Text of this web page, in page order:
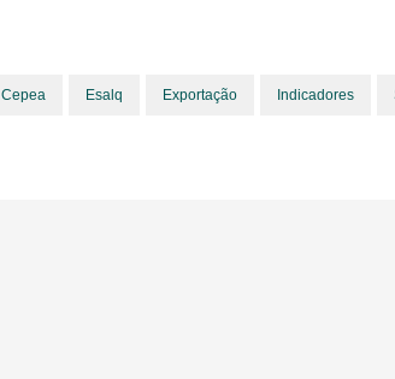
Cepea Esalq Exportação Indicadores